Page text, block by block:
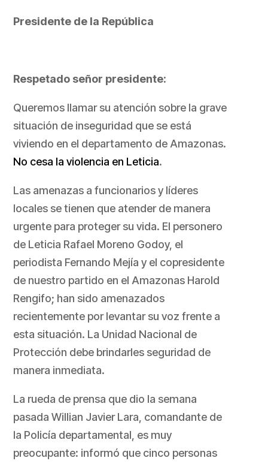
Presidente de la República
Respetado señor presidente:
Queremos llamar su atención sobre la grave
situación de inseguridad que se está
viviendo en el departamento de Amazonas.
No cesa la violencia en Leticia.
Las amenazas a funcionarios y líderes
locales se tienen que atender de manera
urgente para proteger su vida. El personero
de Leticia Rafael Moreno Godoy, el
periodista Fernando Mejía y el copresidente
de nuestro partido en el Amazonas Harold
Rengifo; han sido amenazados
recientemente por levantar su voz frente a
esta situación. La Unidad Nacional de
Protección debe brindarles seguridad de
manera inmediata.
La rueda de prensa que dio la semana
pasada Willian Javier Lara, comandante de
la Policía departamental, es muy
preocupante: informó que cinco personas